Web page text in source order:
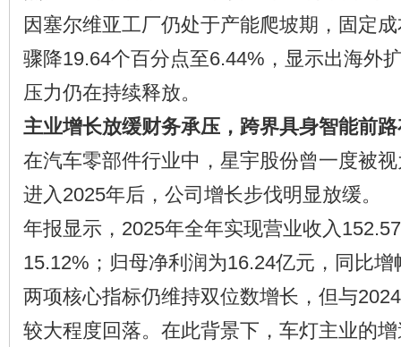
因塞尔维亚工厂仍处于产能爬坡期，固定
骤降19.64个百分点至6.44%，显示出海外
压力仍在持续释放。
主业增长放缓财务承压，跨界具身智能前
在汽车零部件行业中，星宇股份曾一度被
进入2025年后，公司增长步伐明显放缓。
年报显示，2025年全年实现营业收入
15.12%；归母净利润为16.24亿元，同比
两项核心指标仍维持双位数增长，但与
较大程度回落。在此背景下，车灯主业的